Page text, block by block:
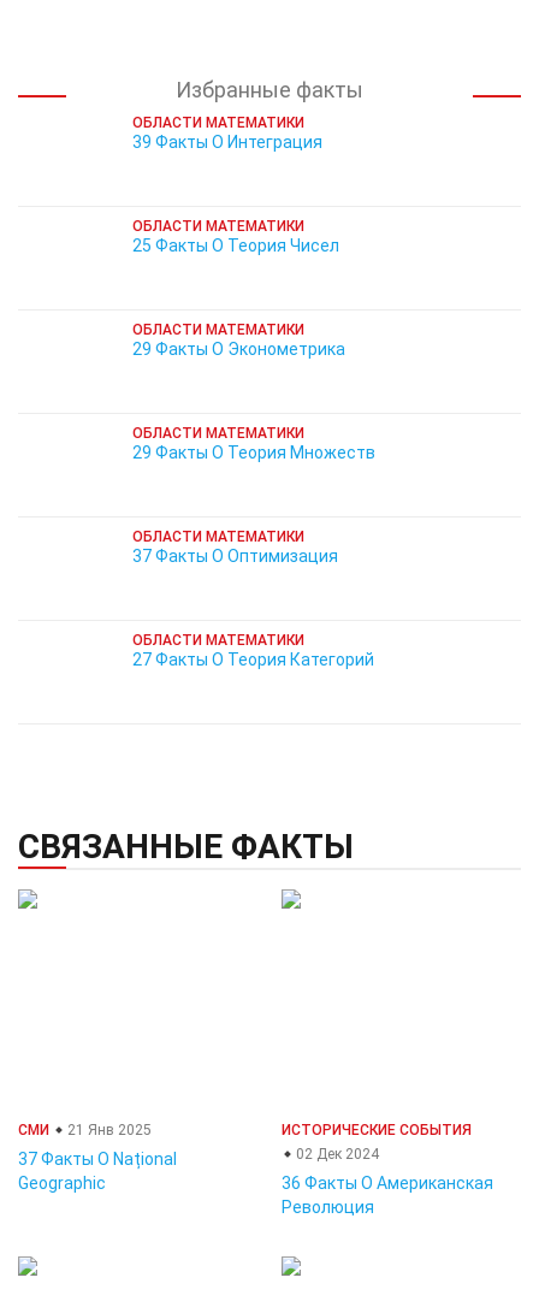
Избранные факты
ОБЛАСТИ МАТЕМАТИКИ
39 Факты О Интеграция
ОБЛАСТИ МАТЕМАТИКИ
25 Факты О Теория Чисел
ОБЛАСТИ МАТЕМАТИКИ
29 Факты О Эконометрика
ОБЛАСТИ МАТЕМАТИКИ
29 Факты О Теория Множеств
ОБЛАСТИ МАТЕМАТИКИ
37 Факты О Оптимизация
ОБЛАСТИ МАТЕМАТИКИ
27 Факты О Теория Категорий
СВЯЗАННЫЕ ФАКТЫ
СМИ 21 Янв 2025
37 Факты О Național
Geographic
ИСТОРИЧЕСКИЕ СОБЫТИЯ
02 Дек 2024
36 Факты О Американская
Революция